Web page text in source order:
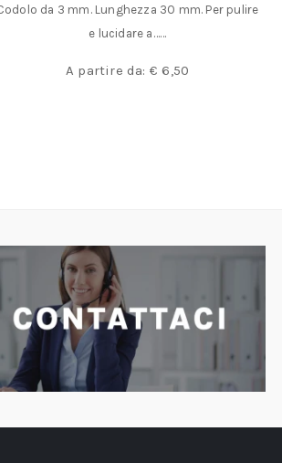
da 3 mm. Lunghezza 30 mm. Per pulire
e lucidare a……
A partire da: € 6,50